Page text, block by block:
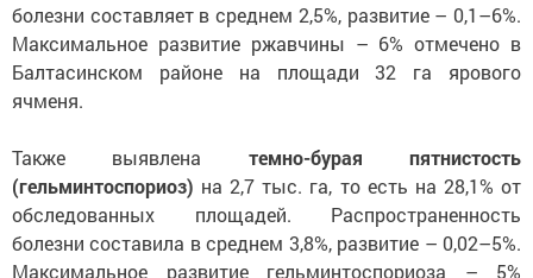
болезни составляет в среднем 2,5%, развитие – 0,1–6%.
Максимальное развитие ржавчины – 6% отмечено в
Балтасинском районе на площади 32 га ярового
ячменя.
Также выявлена темно-бурая пятнистость
(гельминтоспориоз) на 2,7 тыс. га, то есть на 28,1% от
обследованных площадей. Распространенность
болезни составила в среднем 3,8%, развитие – 0,02–5%.
Максимальное развитие гельминтоспориоза – 5%